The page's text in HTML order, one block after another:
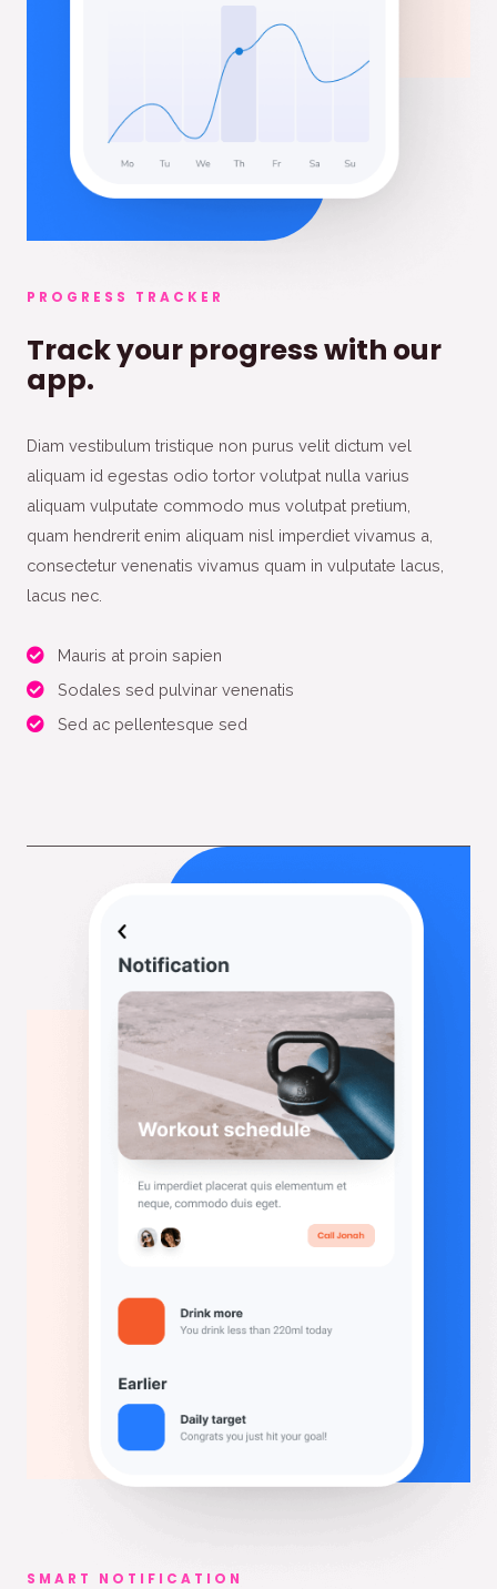
PROGRESS TRACKER
Track your progress with our
app.
Diam vestibulum tristique non purus velit dictum vel
aliquam id egestas odio tortor volutpat nulla varius
aliquam vulputate commodo mus volutpat pretium,
quam hendrerit enim aliquam nisl imperdiet vivamus a,
consectetur venenatis vivamus quam in vulputate lacus,
lacus nec.
Mauris at proin sapien
Sodales sed pulvinar venenatis
Sed ac pellentesque sed
SMART NOTIFICATION